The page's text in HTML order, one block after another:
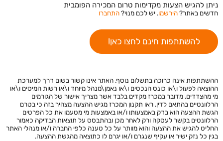
ניתן להגיש הצעות מקדימות טרום המכירה הפומבית
חדשים באתר?הירשמו. יש לכם מנוי?התחברו
להשתתפות חינם לחצו כאן!
ההשתתפות אינה כרוכה בתשלום נוסף. האתר אינו קשור בשום דרך למערכת
ההוצאה לפעול ו\או כונס הנכסים ו\או נאמן\מנהל מיוחד ו\או רשות המיסים ו\או
מי מהצדדים. מדובר במכרז מקדים בלבד אשר מצריך אישור של הגורמים
הרלוונטיים בהתאם לדין. ראו תקנון המכרז מגיש ההצעה מצהיר בזה כי בטרם
הגשת ההצעה הוא בדק באמצעותו ו/או באמצעות מי מטעמו את כל הפרטים
הרלוונטים בקשר לעסקה ורק לאחר מכן ובהתבסס על תוצאות הבדיקה כאמור
החליט להגיש את ההצעה והוא מוותר על כל טענה כלפי החברה ו/או מנהלי האתר
בגין כל נזק ישיר או עקיף שנגרם ו/או יגרם לו כתוצאה מהגשת ההצעה.